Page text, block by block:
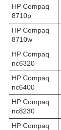
HP Compaq
8710p
HP Compaq
8710w
HP Compaq
nc6320
HP Compaq
nc6400
HP Compaq
nc8230
HP Compaq